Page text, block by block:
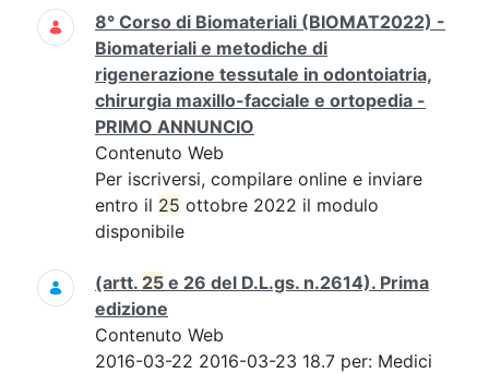
8° Corso di Biomateriali (BIOMAT2022) -
Biomateriali e metodiche di
rigenerazione tessutale in odontoiatria,
chirurgia maxillo-facciale e ortopedia -
PRIMO ANNUNCIO
Contenuto Web
Per iscriversi, compilare online e inviare
entro il 25 ottobre 2022 il modulo
disponibile
(artt. 25 e 26 del D.L.gs. n.2614). Prima
edizione
Contenuto Web
2016-03-22 2016-03-23 18.7 per: Medici